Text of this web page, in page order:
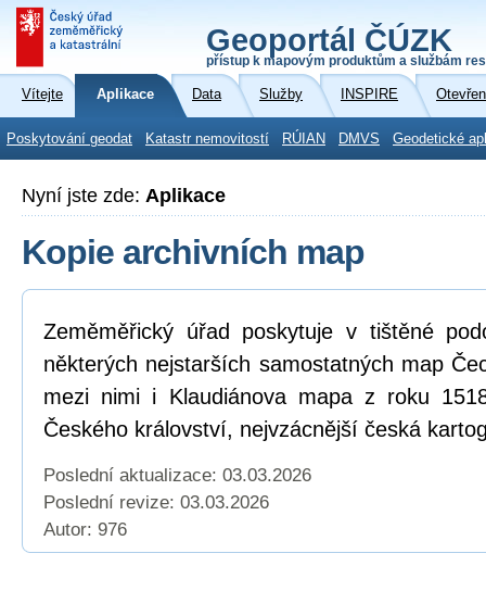
Geoportál ČÚZK
přístup k mapovým produktům a službám
Vítejte Aplikace Data Služby INSPIRE
Poskytování geodat Katastr nemovitostí RÚIAN DMVS Geodetické
Nyní jste zde: Aplikace
Kopie archivních map
Zeměměřický úřad poskytuje v tištěné
některých nejstarších samostatných map
mezi nimi i Klaudiánova mapa z roku
Českého království, nejvzácnější česká
Poslední aktualizace: 03.03.2026
Poslední revize: 03.03.2026
Autor: 976